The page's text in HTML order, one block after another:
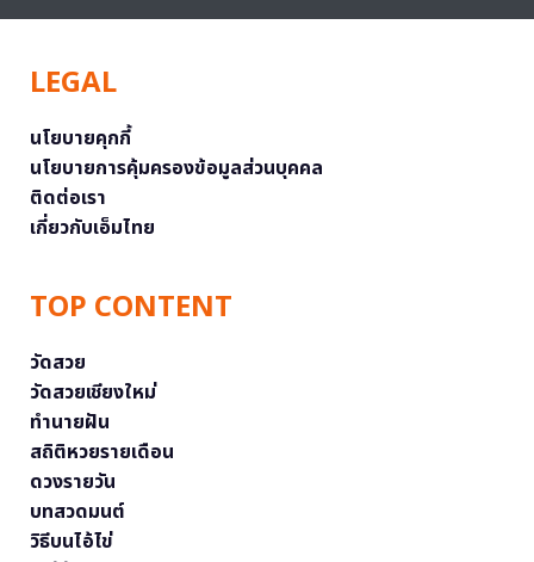
LEGAL
นโยบายคุกกี้
นโยบายการคุ้มครองข้อมูลส่วนบุคคล
ติดต่อเรา
เกี่ยวกับเอ็มไทย
TOP CONTENT
วัดสวย
วัดสวยเชียงใหม่
ทำนายฝัน
สถิติหวยรายเดือน
ดวงรายวัน
บทสวดมนต์
วิธีบนไอ้ไข่